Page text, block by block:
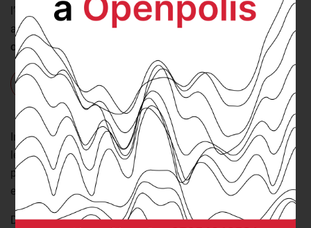
l’orientamento espresso dalle due massime corti italiane è
altrettanto vero che
la corte costituzionale non si è mai
occupata direttamente di questa specifica questione.
Personalismi regionali all’opera
Riflessioni sulla prospettata riforma della legge
elettorale campana
Inoltre nel corso degli anni l’orientamento del giudice delle
leggi si è evoluto, interpretando in modo meno rigido il
principio secondo cui una legge quadro non può mai
essere autoapplicativa.
D’altrondese venisse confermata la prevalenza della